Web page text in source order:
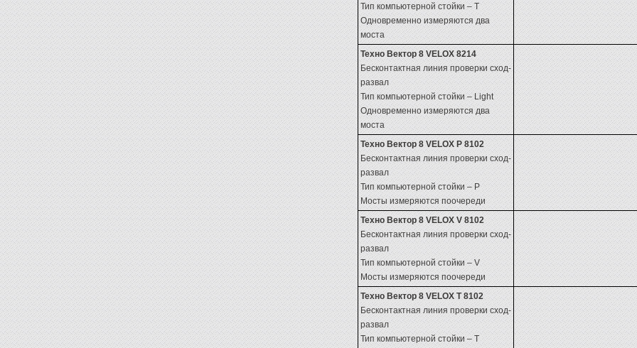
Тип компьютерной стойки – Т
Одновременно измеряются два
моста
Техно Вектор 8 VELOX 8214
Бесконтактная линия проверки сход-
развал
Тип компьютерной стойки – Light
Одновременно измеряются два
моста
Техно Вектор 8 VELOX P 8102
Бесконтактная линия проверки сход-
развал
Тип компьютерной стойки – P
Мосты измеряются поочереди
Техно Вектор 8 VELOX V 8102
Бесконтактная линия проверки сход-
развал
Тип компьютерной стойки – V
Мосты измеряются поочереди
Техно Вектор 8 VELOX T 8102
Бесконтактная линия проверки сход-
развал
Тип компьютерной стойки – Т